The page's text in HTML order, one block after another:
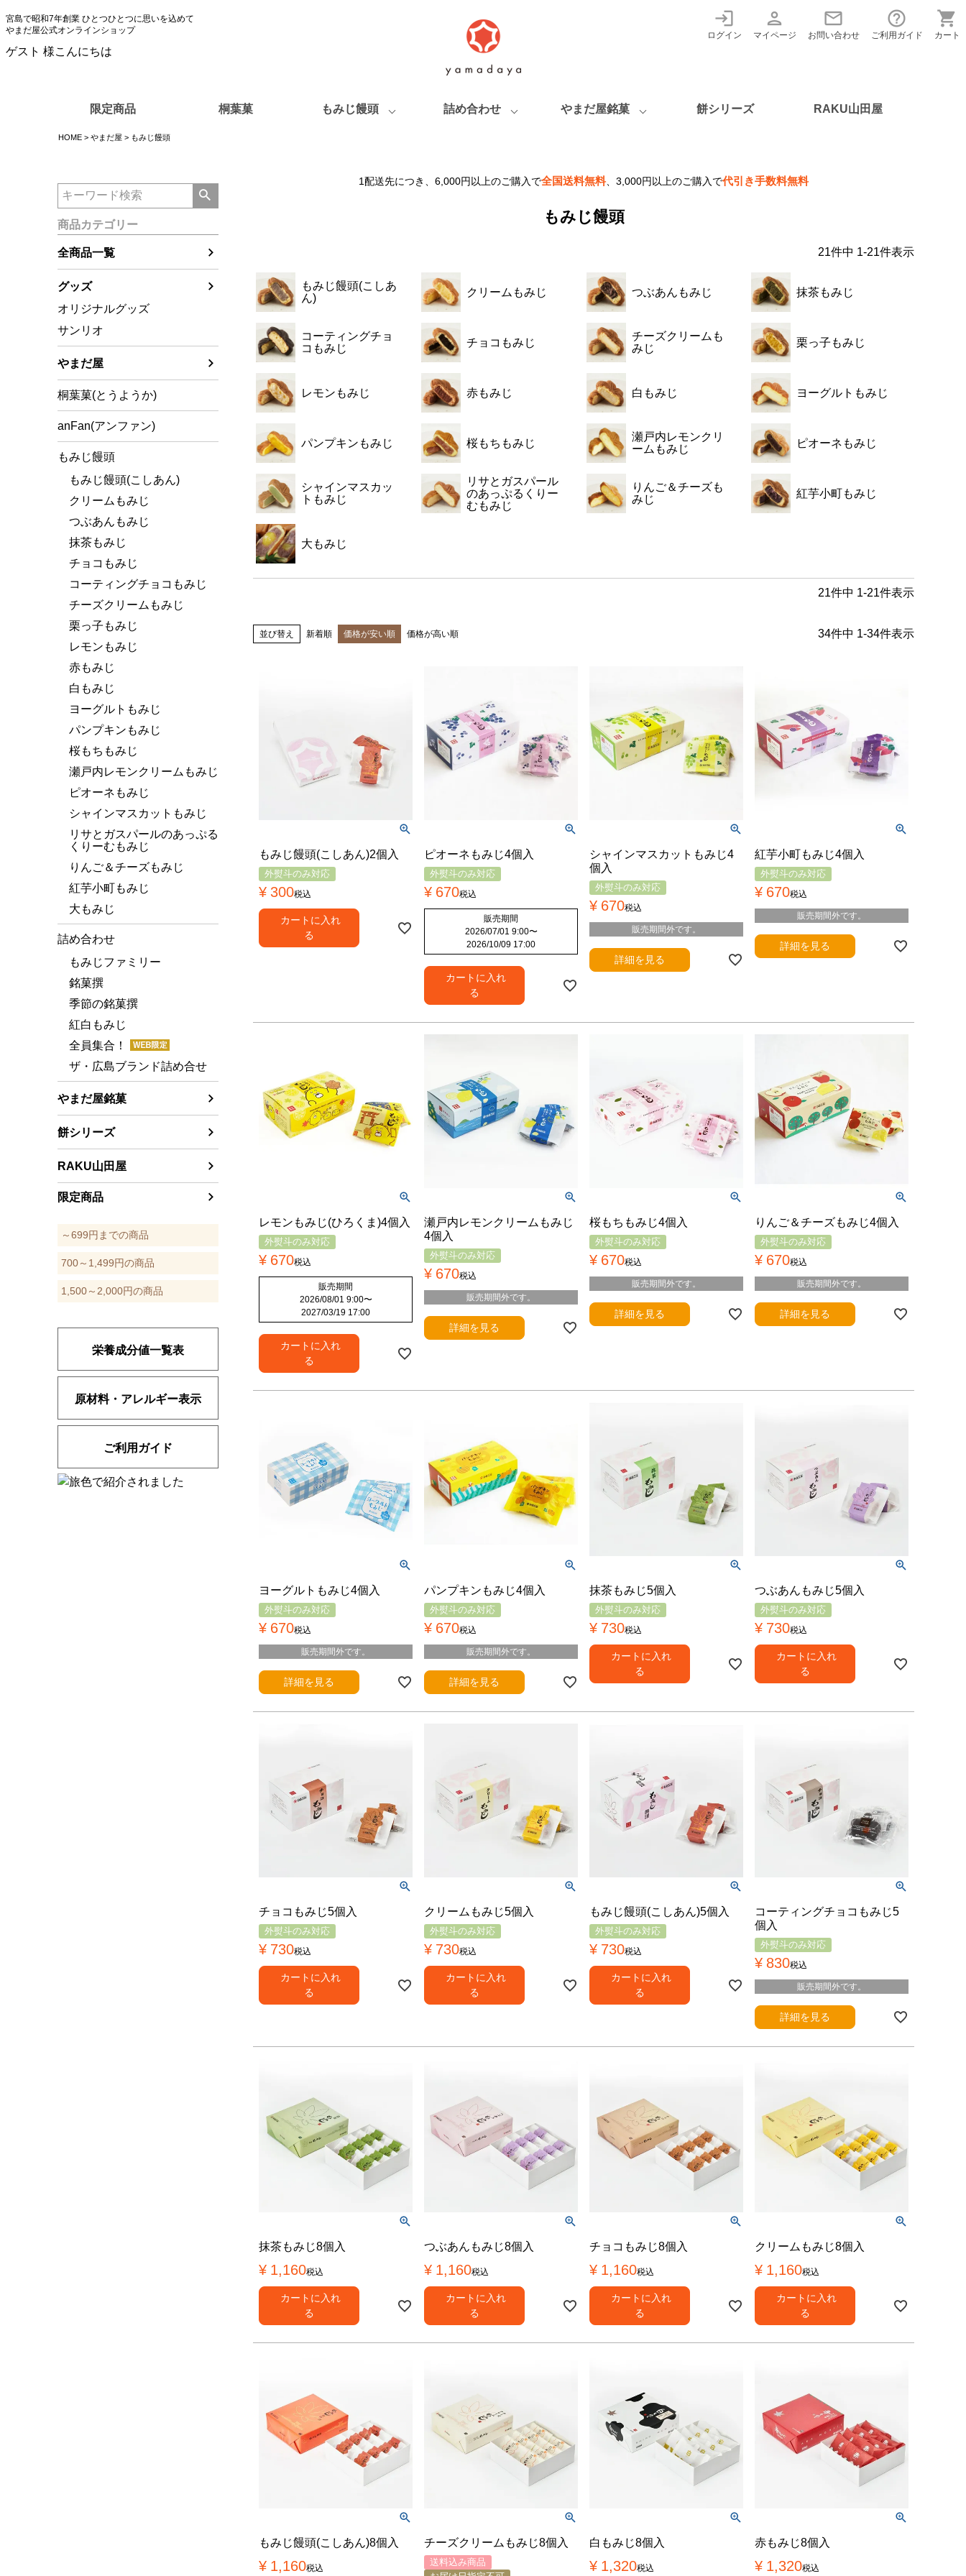
宮島で昭和7年創業 ひとつひとつに思いを込めて
やまだ屋公式オンラインショップ
ゲスト 様こんにちは
login
ログイン
person
マイページ
mail
お問い合わせ
help_outline
ご利用ガイド
shopping_cart
カート
限定商品 桐葉菓 もみじ饅頭 詰め合わせ やまだ屋銘菓 餅シリーズ RAKU山田屋
HOME やまだ屋 もみじ饅頭
商品カテゴリー
全商品一覧
グッズ
オリジナルグッズ
サンリオ
やまだ屋
桐葉菓(とうようか)
anFan(アンファン)
もみじ饅頭
もみじ饅頭(こしあん)
クリームもみじ
つぶあんもみじ
抹茶もみじ
チョコもみじ
コーティングチョコもみじ
チーズクリームもみじ
栗っ子もみじ
レモンもみじ
赤もみじ
白もみじ
ヨーグルトもみじ
パンプキンもみじ
桜もちもみじ
瀬戸内レモンクリームもみじ
ピオーネもみじ
シャインマスカットもみじ
リサとガスパールのあっぷる
くりーむもみじ
りんご＆チーズもみじ
紅芋小町もみじ
大もみじ
詰め合わせ
もみじファミリー
銘菓撰
季節の銘菓撰
紅白もみじ
全員集合！
ザ・広島ブランド詰め合せ
やまだ屋銘菓
餅シリーズ
RAKU山田屋
限定商品
～699円までの商品
700～1,499円の商品
1,500～2,000円の商品
栄養成分値一覧表
原材料・アレルギー表示
ご利用ガイド
1配送先につき、6,000円以上のご購入で全国送料無料、3,000円以上のご購入で代引き手数料無料
もみじ饅頭
21件中 1-21件表示
もみじ饅頭(こしあ
ん)
クリームもみじ つぶあんもみじ 抹茶もみじ
コーティングチョ
コもみじ
チョコもみじ
チーズクリームも
みじ
栗っ子もみじ
レモンもみじ 赤もみじ 白もみじ ヨーグルトもみじ
パンプキンもみじ 桜もちもみじ
瀬戸内レモンクリ
ームもみじ
ピオーネもみじ
シャインマスカッ
トもみじ
リサとガスパール
のあっぷるくりー
むもみじ
りんご＆チーズも
みじ
紅芋小町もみじ
大もみじ
21件中 1-21件表示
並び替え 新着順 価格が安い順 価格が高い順 34件中 1-34件表示
もみじ饅頭(こしあん)2個入
外熨斗のみ対応
¥ 300税込
カートに入れ
る
ピオーネもみじ4個入
外熨斗のみ対応
¥ 670税込
販売期間
2026/07/01 9:00〜
2026/10/09 17:00
カートに入れ
る
シャインマスカットもみじ4
個入
外熨斗のみ対応
¥ 670税込
販売期間外です。
詳細を見る
紅芋小町もみじ4個入
外熨斗のみ対応
¥ 670税込
販売期間外です。
詳細を見る
レモンもみじ(ひろくま)4個入
外熨斗のみ対応
¥ 670税込
販売期間
2026/08/01 9:00〜
2027/03/19 17:00
カートに入れ
る
瀬戸内レモンクリームもみじ
4個入
外熨斗のみ対応
¥ 670税込
販売期間外です。
詳細を見る
桜もちもみじ4個入
外熨斗のみ対応
¥ 670税込
販売期間外です。
詳細を見る
りんご＆チーズもみじ4個入
外熨斗のみ対応
¥ 670税込
販売期間外です。
詳細を見る
ヨーグルトもみじ4個入
外熨斗のみ対応
¥ 670税込
販売期間外です。
詳細を見る
パンプキンもみじ4個入
外熨斗のみ対応
¥ 670税込
販売期間外です。
詳細を見る
抹茶もみじ5個入
外熨斗のみ対応
¥ 730税込
カートに入れ
る
つぶあんもみじ5個入
外熨斗のみ対応
¥ 730税込
カートに入れ
る
チョコもみじ5個入
外熨斗のみ対応
¥ 730税込
カートに入れ
る
クリームもみじ5個入
外熨斗のみ対応
¥ 730税込
カートに入れ
る
もみじ饅頭(こしあん)5個入
外熨斗のみ対応
¥ 730税込
カートに入れ
る
コーティングチョコもみじ5
個入
外熨斗のみ対応
¥ 830税込
販売期間外です。
詳細を見る
抹茶もみじ8個入
¥ 1,160税込
カートに入れ
る
つぶあんもみじ8個入
¥ 1,160税込
カートに入れ
る
チョコもみじ8個入
¥ 1,160税込
カートに入れ
る
クリームもみじ8個入
¥ 1,160税込
カートに入れ
る
もみじ饅頭(こしあん)8個入
¥ 1,160税込
チーズクリームもみじ8個入
送料込み商品
白もみじ8個入
¥ 1,320税込
赤もみじ8個入
¥ 1,320税込